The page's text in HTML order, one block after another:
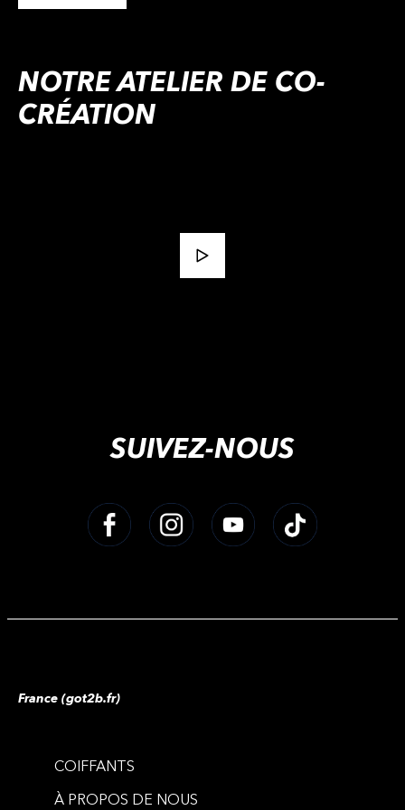
NOTRE ATELIER DE CO-
CRÉATION
SUIVEZ-NOUS
COIFFANTS
À PROPOS DE NOUS
France (got2b.fr)